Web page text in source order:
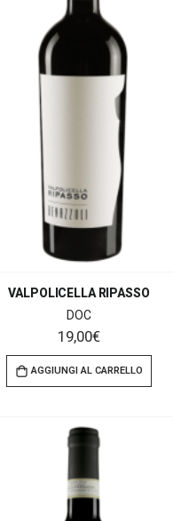
VALPOLICELLA RIPASSO
DOC
19,00€
AGGIUNGI AL CARRELLO